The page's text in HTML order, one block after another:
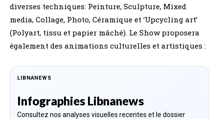
diverses techniques: Peinture, Sculpture, Mixed
media, Collage, Photo, Céramique et ‘Upcycling art’
(Polyart, tissu et papier mâché). Le Show proposera
également des animations culturelles et artistiques :
LIBNANEWS
Infographies Libnanews
Consultez nos analyses visuelles recentes et le dossier